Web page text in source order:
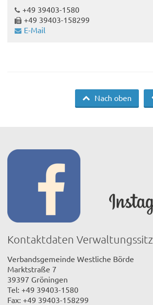
+49 39403-1580
+49 39403-158299
E-Mail
Nach oben
Kontaktdaten Verwaltungssitz
Verbandsgemeinde Westliche Börde
Marktstraße 7
39397 Gröningen
Tel: +49 39403-1580
Fax: +49 39403-158299